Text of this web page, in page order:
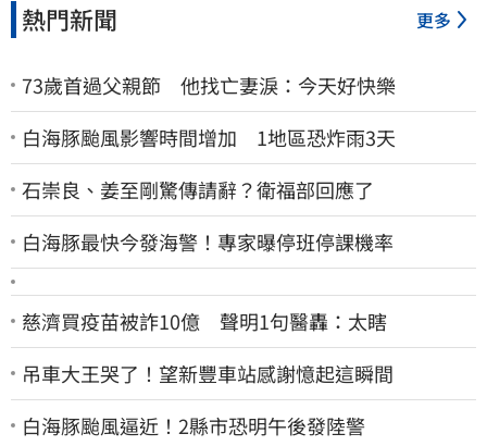
熱門新聞 更多
73歲首過父親節 他找亡妻淚：今天好快樂
白海豚颱風影響時間增加 1地區恐炸雨3天
石崇良、姜至剛驚傳請辭？衛福部回應了
白海豚最快今發海警！專家曝停班停課機率
慈濟買疫苗被詐10億 聲明1句醫轟：太瞎
吊車大王哭了！望新豐車站感謝憶起這瞬間
白海豚颱風逼近！2縣市恐明午後發陸警